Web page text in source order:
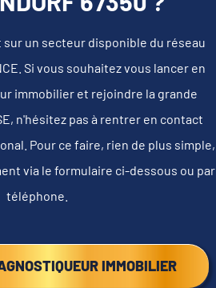
un secteur disponible du réseau
Si vous souhaitez vous lancer en
immobilier et rejoindre la grande
n'hésitez pas à rentrer en contact
Pour ce faire, rien de plus simple,
via le formulaire ci-dessous ou par
téléphone.
IMMOBILIER